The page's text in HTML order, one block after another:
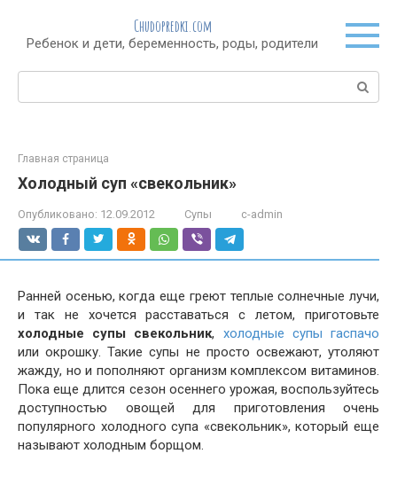
контенту
Chudopredki.com
Ребенок и дети, беременность, роды, родители
Поиск:
Главная страница
Холодный суп «свекольник»
Опубликовано: 12.09.2012 Супы c-admin
Ранней осенью, когда еще греют теплые солнечные лучи,
и так не хочется расставаться с летом, приготовьте
холодные супы свекольник, холодные супы гаспачо
или окрошку. Такие супы не просто освежают, утоляют
жажду, но и пополняют организм комплексом витаминов.
Пока еще длится сезон осеннего урожая, воспользуйтесь
доступностью овощей для приготовления очень
популярного холодного супа «свекольник», который еще
называют холодным борщом.